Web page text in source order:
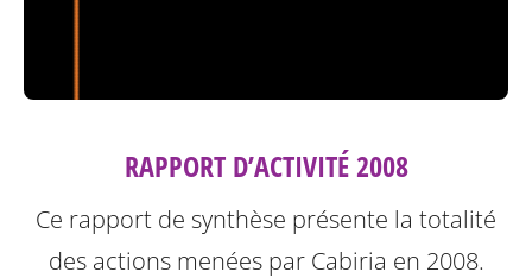
RAPPORT D’ACTIVITÉ 2008
Ce rapport de synthèse présente la totalité
des actions menées par Cabiria en 2008.